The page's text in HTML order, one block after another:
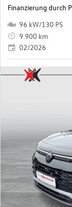
Finanzierung durch
96 kW/130 PS
9.900 km
02/2026